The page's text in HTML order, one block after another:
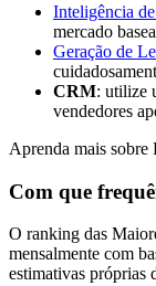
Inteligência
mercado
Geração de
CRM: utilize
vendedores
Aprenda mais sobre
Com que
O ranking das
mensalmente com
estimativas próprias